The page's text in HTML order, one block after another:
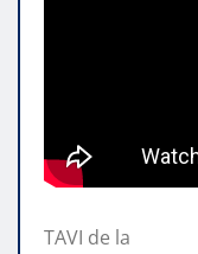
TAVI de la